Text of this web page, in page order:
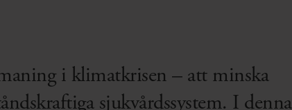
i klimatkrisen – att minska
sjukvårdssystem. I denna